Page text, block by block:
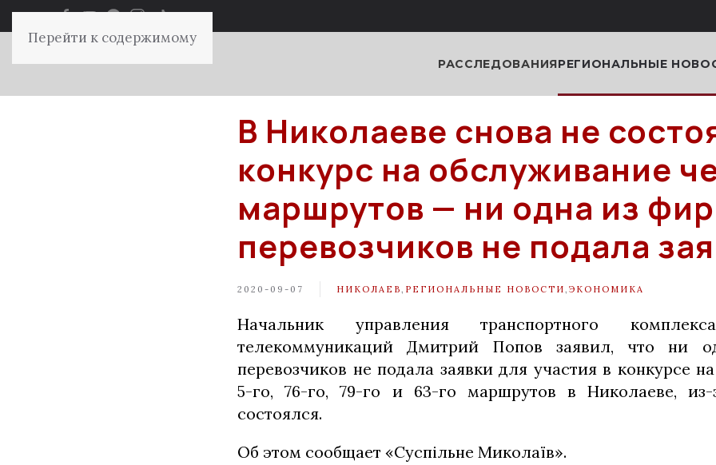
Перейти к содержимому
РАССЛЕДОВАНИЯРЕГИОНАЛЬНЫЕ
В Николаеве снова не
конкурс на обслуживание
маршрутов — ни одна из
перевозчиков не подала
2020-09-07 НИКОЛАЕВ РЕГИОНАЛЬНЫЕ НОВОСТИ ЭКОНОМИКА
Начальник управления транспортного
телекоммуникаций Дмитрий Попов заявил, что ни
перевозчиков не подала заявки для участия в конкурсе
5-го, 76-го, 79-го и 63-го маршрутов в Николаеве,
состоялся.
Об этом сообщает «Суспільне Миколаїв».